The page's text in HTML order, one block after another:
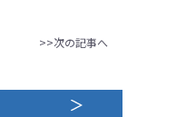
>>次の記事へ